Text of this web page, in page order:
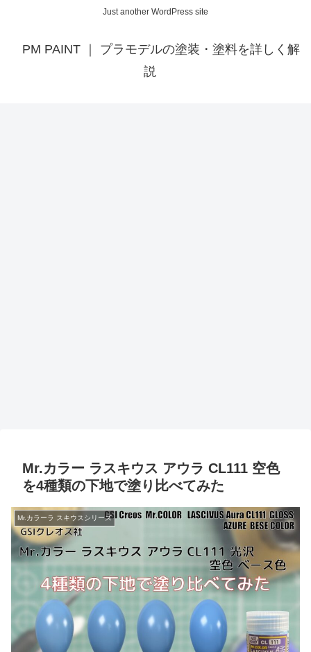
Just another WordPress site
PM PAINT ｜ プラモデルの塗装・塗料を詳しく解
説
Mr.カラー ラスキウス アウラ CL111 空色
を4種類の下地で塗り比べてみた
Mr.カラーラ スキウスシリーズ